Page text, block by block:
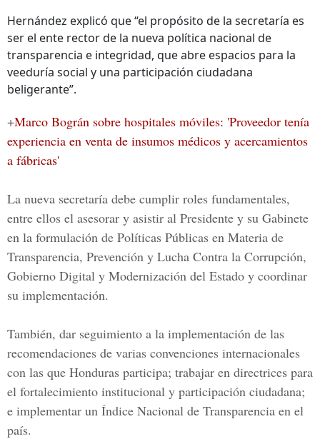
Hernández explicó que “el propósito de la secretaría es
ser el ente rector de la nueva política nacional de
transparencia e integridad, que abre espacios para la
veeduría social y una participación ciudadana
beligerante”.
+Marco Bográn sobre hospitales móviles: 'Proveedor tenía
experiencia en venta de insumos médicos y acercamientos
a fábricas'
La nueva secretaría debe cumplir roles fundamentales,
entre ellos el asesorar y asistir al Presidente y su Gabinete
en la formulación de Políticas Públicas en Materia de
Transparencia, Prevención y Lucha Contra la Corrupción,
Gobierno Digital y Modernización del Estado y coordinar
su implementación.
También, dar seguimiento a la implementación de las
recomendaciones de varias convenciones internacionales
con las que Honduras participa; trabajar en directrices para
el fortalecimiento institucional y participación ciudadana;
e implementar un Índice Nacional de Transparencia en el
país.